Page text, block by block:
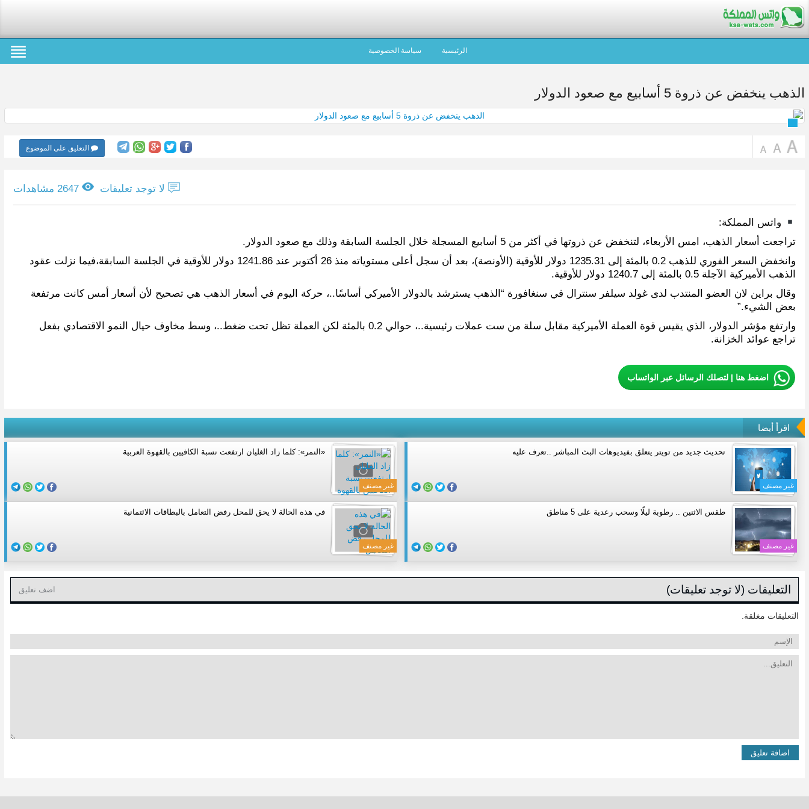
الرئيسية سياسة الخصوصية
الذهب ينخفض عن ذروة 5 أسابيع مع صعود الدولار
التعليق على الموضوع
لا توجد تعليقات 2647 مشاهدات
واتس المملكة:
تراجعت أسعار الذهب، امس الأربعاء، لتنخفض عن ذروتها في أكثر من 5 أسابيع المسجلة خلال الجلسة السابقة وذلك مع صعود الدولار.
وانخفض السعر الفوري للذهب 0.2 بالمئة إلى 1235.31 دولار للأوقية (الأونصة)، بعد أن سجل أعلى مستوياته منذ 26 أكتوبر عند 1241.86 دولار للأوقية في الجلسة السابقة،فيما نزلت عقود
الذهب الأميركية الآجلة 0.5 بالمئة إلى 1240.7 دولار للأوقية.
وقال براين لان العضو المنتدب لدى غولد سيلفر سنترال في سنغافورة “الذهب يسترشد بالدولار الأميركي أساسًا..، حركة اليوم في أسعار الذهب هي تصحيح لأن أسعار أمس كانت مرتفعة
بعض الشيء.”
وارتفع مؤشر الدولار، الذي يقيس قوة العملة الأميركية مقابل سلة من ست عملات رئيسية..، حوالي 0.2 بالمئة لكن العملة تظل تحت ضغط..، وسط مخاوف حيال النمو الاقتصادي بفعل
تراجع عوائد الخزانة.
اضغط هنا | لتصلك الرسائل عبر الواتساب
اقرأ أيضا
غير مصنف
تحديث جديد من تويتر يتعلق بفيديوهات البث المباشر ..تعرف عليه
غير مصنف
«النمر»: كلما زاد الغليان ارتفعت نسبة الكافيين بالقهوة العربية
غير مصنف
طقس الاثنين .. رطوبة ليلًا وسحب رعدية على 5 مناطق
غير مصنف
في هذه الحالة لا يحق للمحل رفض التعامل بالبطاقات الائتمانية
التعليقات (لا توجد تعليقات) اضف تعليق
التعليقات مغلقة.